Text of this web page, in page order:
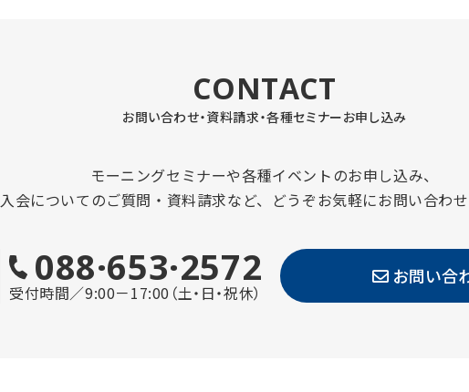
CONTACT
お問い合わせ・資料請求・各種セミナーお申し込み
モーニングセミナーや各種イベントのお申し込み、
入会についてのご質問・資料請求など、どうぞお気軽にお問い合わ
088·653·2572
受付時間／9:00－17:00（土・日・祝休）
お問い合